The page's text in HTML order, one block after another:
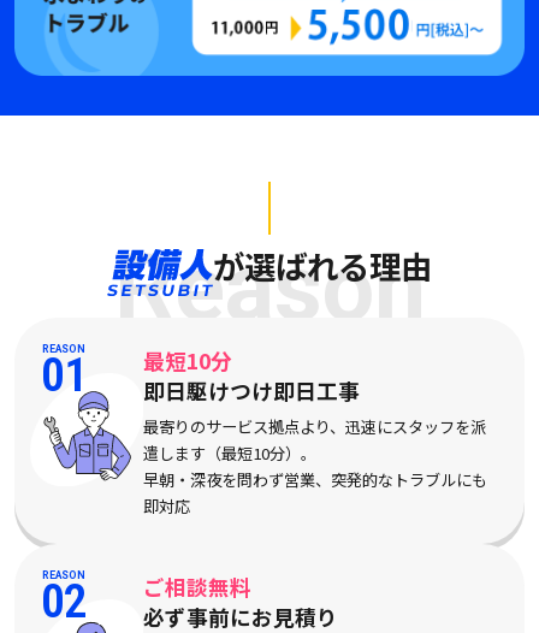
Reason
が選ばれる理由
REASON
01
最短10分
即日駆けつけ即日工事
最寄りのサービス拠点より、迅速にスタッフを派
遣します（最短10分）。
早朝・深夜を問わず営業、突発的なトラブルにも
即対応
REASON
02
ご相談無料
必ず事前にお見積り